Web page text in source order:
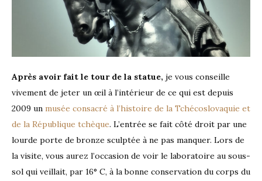
Après avoir fait le tour de la statue, je vous conseille
vivement de jeter un œil à l’intérieur de ce qui est depuis
2009 un musée consacré à l’histoire de la Tchécoslovaquie et
de la République tchèque. L’entrée se fait côté droit par une
lourde porte de bronze sculptée à ne pas manquer. Lors de
la visite, vous aurez l’occasion de voir le laboratoire au sous-
sol qui veillait, par 16° C, à la bonne conservation du corps du